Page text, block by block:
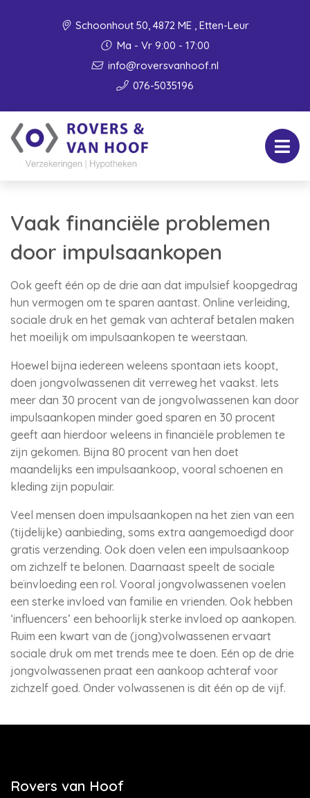
Schoonhout 50, 4872 ME , Etten-Leur
Ma - Vr 9:00 - 17:00
info@roversvanhoof.nl
076-5035196
Vaak financiële problemen
door impulsaankopen
Ook geeft één op de drie aan dat impulsief koopgedrag
hun vermogen om te sparen aantast. Online verleiding,
sociale druk en het gemak van achteraf betalen maken
het moeilijk om impulsaankopen te weerstaan.
Hoewel bijna iedereen weleens spontaan iets koopt,
doen jongvolwassenen dit verreweg het vaakst. Iets
meer dan 30 procent van de jongvolwassenen kan door
impulsaankopen minder goed sparen en 30 procent
geeft aan hierdoor weleens in financiële problemen te
zijn gekomen. Bijna 80 procent van hen doet
maandelijks een impulsaankoop, vooral schoenen en
kleding zijn populair.
Veel mensen doen impulsaankopen na het zien van een
(tijdelijke) aanbieding, soms extra aangemoedigd door
gratis verzending. Ook doen velen een impulsaankoop
om zichzelf te belonen. Daarnaast speelt de sociale
beïnvloeding een rol. Vooral jongvolwassenen voelen
een sterke invloed van familie en vrienden. Ook hebben
‘influencers’ een behoorlijk sterke invloed op aankopen.
Ruim een kwart van de (jong)volwassenen ervaart
sociale druk om met trends mee te doen. Eén op de drie
jongvolwassenen praat een aankoop achteraf voor
zichzelf goed. Onder volwassenen is dit één op de vijf.
Rovers van Hoof